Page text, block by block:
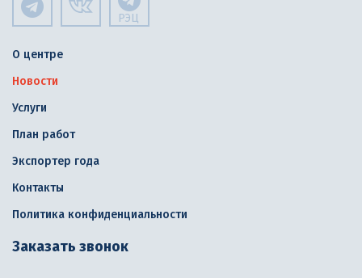
РЭЦ
О центре
Новости
Услуги
План работ
Экспортер года
Контакты
Политика конфиденциальности
Заказать звонок